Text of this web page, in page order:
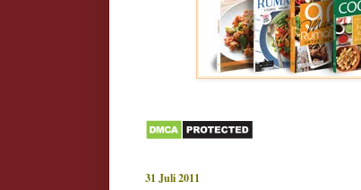
31 Juli 2011